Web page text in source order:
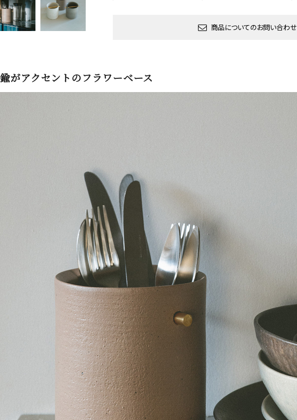
商品についてのお問い合わせ
がアクセントのフラワーベース